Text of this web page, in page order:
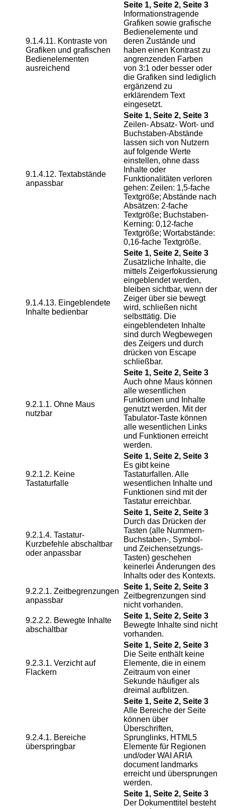
9.1.4.11. Kontraste von
Grafiken und grafischen
Bedienelementen
ausreichend
Seite 1, Seite 2, Seite 3
Informationstragende
Grafiken sowie grafische
Bedienelemente und
deren Zustände und
haben einen Kontrast zu
angrenzenden Farben
von 3:1 oder besser oder
die Grafiken sind lediglich
ergänzend zu
erklärendem Text
eingesetzt.
9.1.4.12. Textabstände
anpassbar
Seite 1, Seite 2, Seite 3
Zeilen- Absatz- Wort- und
Buchstaben-Abstände
lassen sich von Nutzern
auf folgende Werte
einstellen, ohne dass
Inhalte oder
Funktionalitäten verloren
gehen: Zeilen: 1,5-fache
Textgröße; Abstände nach
Absätzen: 2-fache
Textgröße; Buchstaben-
Kerning: 0,12-fache
Textgröße; Wortabstände:
0,16-fache Textgröße.
9.1.4.13. Eingeblendete
Inhalte bedienbar
Seite 1, Seite 2, Seite 3
Zusätzliche Inhalte, die
mittels Zeigerfokussierung
eingeblendet werden,
bleiben sichtbar, wenn der
Zeiger über sie bewegt
wird, schließen nicht
selbsttätig. Die
eingeblendeten Inhalte
sind durch Wegbewegen
des Zeigers und durch
drücken von Escape
schließbar.
9.2.1.1. Ohne Maus
nutzbar
Seite 1, Seite 2, Seite 3
Auch ohne Maus können
alle wesentlichen
Funktionen und Inhalte
genutzt werden. Mit der
Tabulator-Taste können
alle wesentlichen Links
und Funktionen erreicht
werden.
9.2.1.2. Keine
Tastaturfalle
Seite 1, Seite 2, Seite 3
Es gibt keine
Tastaturfallen. Alle
wesentlichen Inhalte und
Funktionen sind mit der
Tastatur erreichbar.
9.2.1.4. Tastatur-
Kurzbefehle abschaltbar
oder anpassbar
Seite 1, Seite 2, Seite 3
Durch das Drücken der
Tasten (alle Nummern-
Buchstaben-, Symbol-
und Zeichensetzungs-
Tasten) geschehen
keinerlei Änderungen des
Inhalts oder des Kontexts.
9.2.2.1. Zeitbegrenzungen
anpassbar
Seite 1, Seite 2, Seite 3
Zeitbegrenzungen sind
nicht vorhanden.
9.2.2.2. Bewegte Inhalte
abschaltbar
Seite 1, Seite 2, Seite 3
Bewegte Inhalte sind nicht
vorhanden.
9.2.3.1. Verzicht auf
Flackern
Seite 1, Seite 2, Seite 3
Die Seite enthält keine
Elemente, die in einem
Zeitraum von einer
Sekunde häufiger als
dreimal aufblitzen.
9.2.4.1. Bereiche
überspringbar
Seite 1, Seite 2, Seite 3
Alle Bereiche der Seite
können über
Überschriften,
Sprunglinks, HTML5
Elemente für Regionen
und/oder WAI ARIA
document landmarks
erreicht und übersprungen
werden.
Seite 1, Seite 2, Seite 3
Der Dokumenttitel besteht